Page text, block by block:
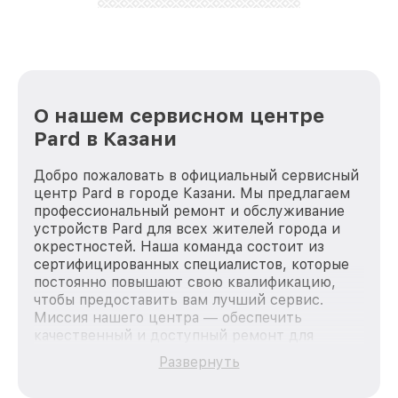
О нашем сервисном центре
Pard в Казани
Добро пожаловать в официальный сервисный
центр Pard в городе Казани. Мы предлагаем
профессиональный ремонт и обслуживание
устройств Pard для всех жителей города и
окрестностей. Наша команда состоит из
сертифицированных специалистов, которые
постоянно повышают свою квалификацию,
чтобы предоставить вам лучший сервис.
Миссия нашего центра — обеспечить
качественный и доступный ремонт для
каждого пользователя продукции Pard, вне
зависимости от сложности поломки. Мы
Развернуть